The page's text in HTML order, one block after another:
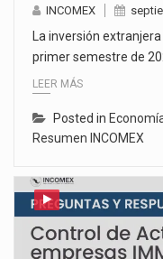
INCOMEX
La inversión
primer semestre de
LEER MÁS
Posted in
Resumen INCOMEX